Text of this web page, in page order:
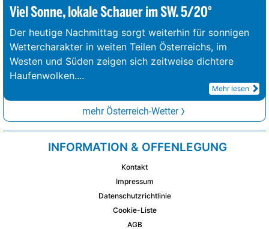
Viel Sonne, lokale Schauer im SW. 5/20°
Der heutige Nachmittag sorgt weiterhin für sonnigen
Wettercharakter in weiten Teilen Österreichs, im
Westen und Süden zeigen sich zeitweise dichtere
Haufenwolken....
Mehr lesen
mehr Österreich-Wetter
INFORMATION & OFFENLEGUNG
Kontakt
Impressum
Datenschutzrichtlinie
Cookie-Liste
AGB